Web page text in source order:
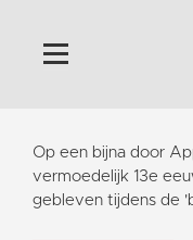
Home
Algemeen
Historie
Op een bijna door
vermoedelijk 13e
gebleven tijdens de